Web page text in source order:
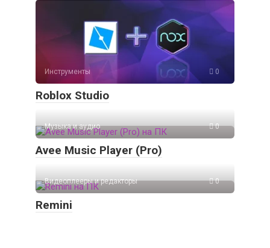
Инструменты 0
Roblox Studio
Музыка и аудио 0
Avee Music Player (Pro)
Видеоплееры и редакторы 0
Remini